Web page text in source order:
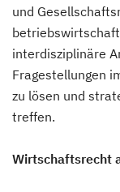
und
interdisziplinäre
Fragestellungen
zu lösen und
treffen.
Wirtschaftsrecht